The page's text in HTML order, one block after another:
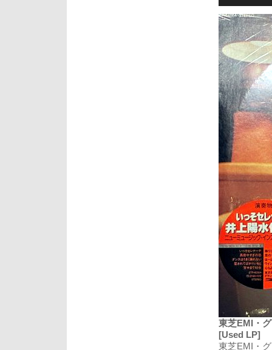
プ
レ
ー
ヤ
ー
東芝EMI・
[Used LP]
東芝EMI・